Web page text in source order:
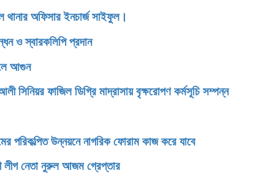
থানার অফিসার ইনচার্জ সাইফুল।
ও স্বারকলিপি প্রদান
আগুন
ফাজিল ডিগ্রি মাদ্রাসায় বৃক্ষরোপণ কর্মসূচি সম্পন্ন
পরিকল্পিত উন্নয়নে নাগরিক ফোরাম কাজ করে যাবে
লীগ নেতা নুরুল আজম গ্রেপ্তার